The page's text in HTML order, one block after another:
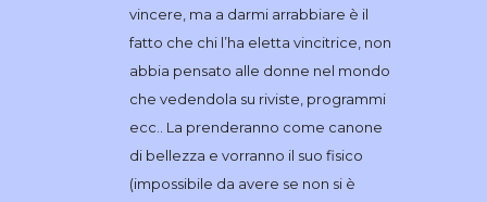
vincere, ma a darmi arrabbiare è il
fatto che chi l’ha eletta vincitrice, non
abbia pensato alle donne nel mondo
che vedendola su riviste, programmi
ecc.. La prenderanno come canone
di bellezza e vorranno il suo fisico
(impossibile da avere se non si è